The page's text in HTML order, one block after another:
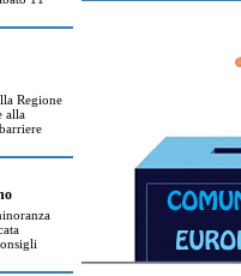
Regione
alla